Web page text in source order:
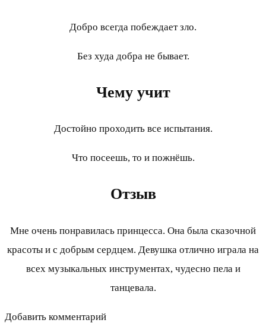
Добро всегда побеждает зло.
Без худа добра не бывает.
Чему учит
Достойно проходить все испытания.
Что посеешь, то и пожнёшь.
Отзыв
Мне очень понравилась принцесса. Она была сказочной
красоты и с добрым сердцем. Девушка отлично играла на
всех музыкальных инструментах, чудесно пела и
танцевала.
Добавить комментарий